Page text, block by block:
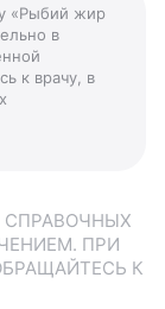
«Рыбий жир
в
к врачу, в
СПРАВОЧНЫХ
ПРИ
К